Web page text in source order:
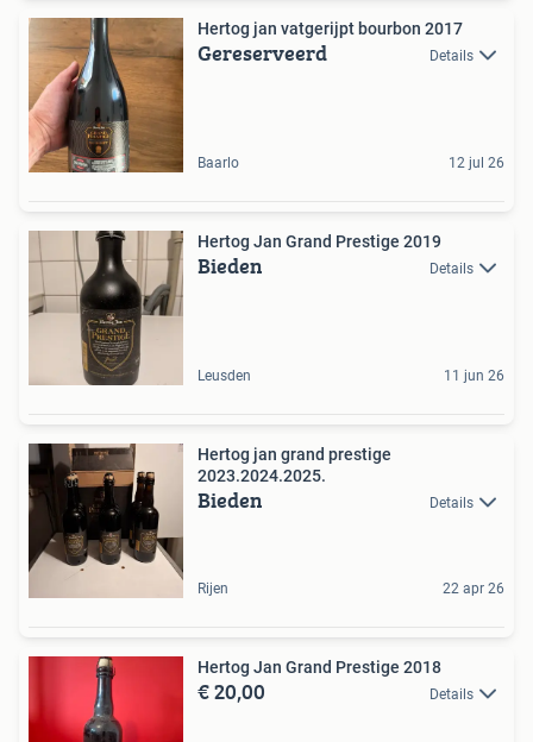
Hertog jan vatgerijpt bourbon 2017
Gereserveerd Details
Baarlo 12 jul 26
Hertog Jan Grand Prestige 2019
Bieden Details
Leusden 11 jun 26
Hertog jan grand prestige
2023.2024.2025.
Bieden Details
Rijen 22 apr 26
Hertog Jan Grand Prestige 2018
€ 20,00 Details